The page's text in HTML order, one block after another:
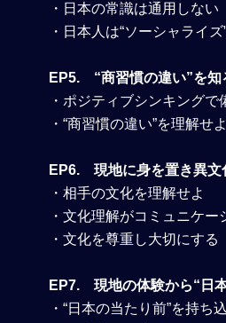
・日本の常識は通用しない
・日本人は“ソーシャライ
EP5. “商習慣の違い”を知
・ポジティブシンキングで
・“商習慣の違い”を理解せよ
EP6. 現地に身を置き異文
・相手の文化を理解せよ
・文化理解がコミュニケー
・文化を尊重し大切にする
EP7. 現地の体験から“日
・“日本の当たり前”を持ち